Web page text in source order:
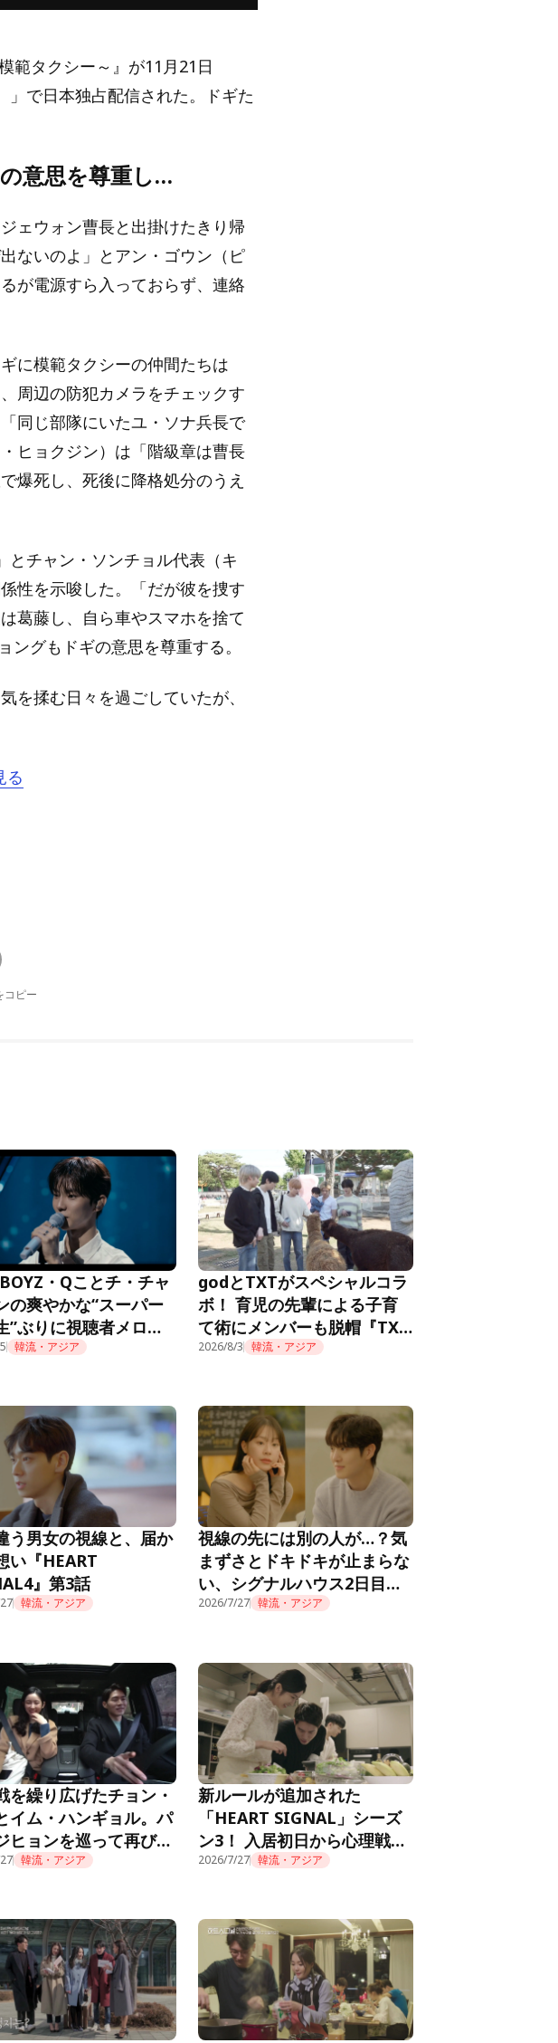
範タクシー～』が11月21日
」で日本独占配信された。ドギた
意思を尊重し…
ェウォン曹長と出掛けたきり帰
ないのよ」とアン・ゴウン（ピ
が電源すら入っておらず、連絡
に模範タクシーの仲間たちは
周辺の防犯カメラをチェックす
同じ部隊にいたユ・ソナ兵長で
ヒョクジン）は「階級章は曹長
爆死し、死後に降格処分のうえ
とチャン・ソンチョル代表（キ
性を示唆した。「だが彼を捜す
葛藤し、自ら車やスマホを捨て
グもドギの意思を尊重する。
を揉む日々を過ごしていたが、
る
コピー
・Qことチ・チャ
の爽やかな“スーパー
”ぶりに視聴者メロメ
服似合ってる」＜推し
韓流・アジア
godとTXTがスペシャルコラ
ボ！ 育児の先輩による子育
て術にメンバーも脱帽『TXT
の育児日記』第10話
2026/8/3 韓流・アジア
う男女の視線と、届か
い『HEART
』第3話
韓流・アジア
視線の先には別の人が…？気
まずさとドキドキが止まらな
い、シグナルハウス2日目の
朝『HEART SIGNAL4』第2
2026/7/27 韓流・アジア
を繰り広げたチョン・
イム・ハンギョル。パ
ヒョンを巡って再び火
やし……？！『HEART
韓流・アジア
新ルールが追加された
「HEART SIGNAL」シーズ
ン3！ 入居初日から心理戦が
始まり……『HEART
2026/7/27 韓流・アジア